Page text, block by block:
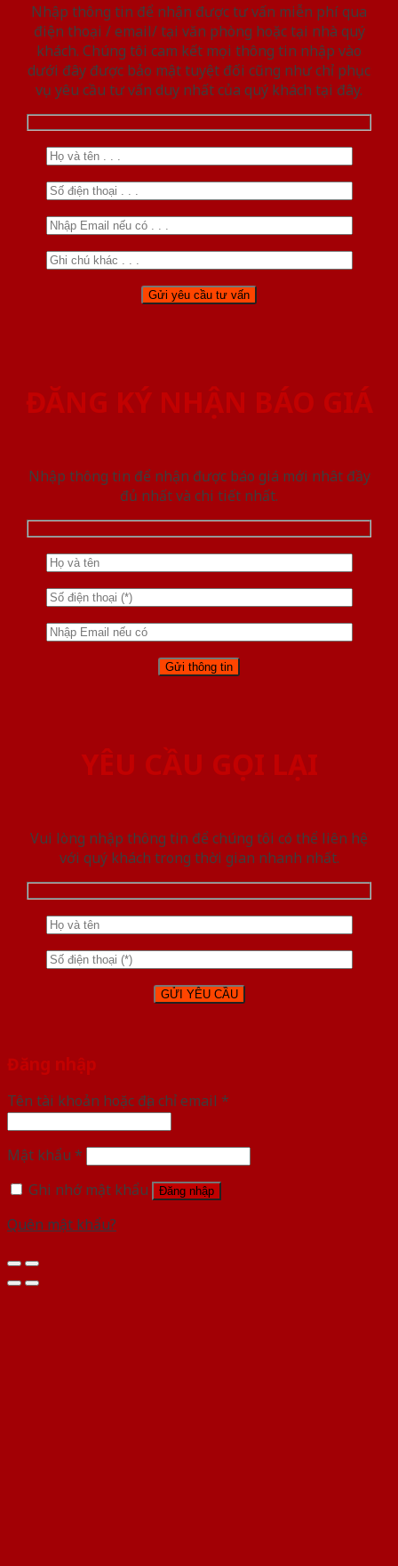
Nhập thông tin để nhận được tư vấn miễn phí qua
điện thoại / email/ tại văn phòng hoặc tại nhà quý
khách. Chúng tôi cam kết mọi thông tin nhập vào
dưới đây được bảo mật tuyệt đối cũng như chỉ phục
vụ yêu cầu tư vấn duy nhất của quý khách tại đây.
ĐĂNG KÝ NHẬN BÁO GIÁ
Nhập thông tin để nhận được báo giá mới nhât đầy
đủ nhất và chi tiết nhất.
YÊU CẦU GỌI LẠI
Vui lòng nhập thông tin để chúng tôi có thể liên hệ
với quý khách trong thời gian nhanh nhất.
Đăng nhập
Tên tài khoản hoặc địa chỉ email *
Mật khẩu *
Ghi nhớ mật khẩu
Đăng nhập
Quên mật khẩu?